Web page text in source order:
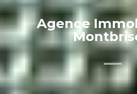
Agence